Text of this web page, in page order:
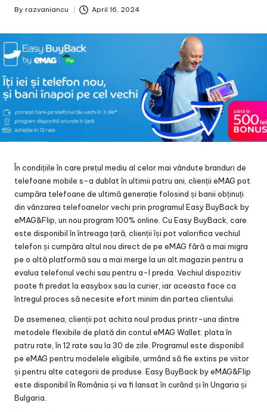
Posted
By razvaniancu April 16, 2024
În condițiile în care prețul mediu al celor mai vândute branduri de
telefoane mobile s-a dublat în ultimii patru ani, clienții eMAG pot
cumpăra telefoane de ultimă generație folosind și banii obținuți
din vânzarea telefoanelor vechi prin programul Easy BuyBack by
eMAG&Flip, un nou program 100% online. Cu Easy BuyBack, care
este disponibil în întreaga țară, clienții își pot valorifica vechiul
telefon și cumpăra altul nou direct de pe eMAG fără a mai migra
pe o altă platformă sau a mai merge la un alt magazin pentru a
evalua telefonul vechi sau pentru a-l preda. Vechiul dispozitiv
poate fi predat la easybox sau la curier, iar aceasta face ca
întregul proces să necesite efort minim din partea clientului.
De asemenea, clienții pot achita noul produs printr-una dintre
metodele flexibile de plată din contul eMAG Wallet: plata în
patru rate, în 12 rate sau la 30 de zile. Programul este disponibil
pe eMAG pentru modelele eligibile, urmând să fie extins pe viitor
și pentru alte categorii de produse. Easy BuyBack by eMAG&Flip
este disponibil în România și va fi lansat în curând și în Ungaria și
Bulgaria.